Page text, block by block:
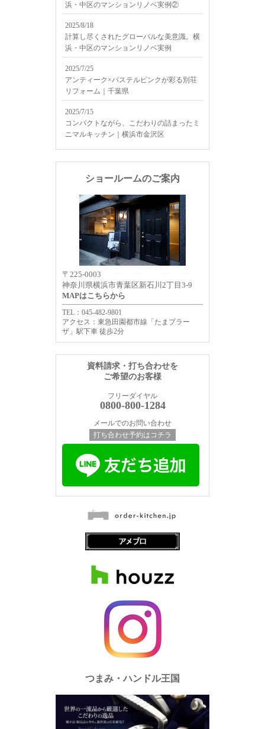
浜・中区のマンションリノベ実例②
2025/8/18
計算し尽くされたグローバルな美意識。横
浜・中区のマンションリノベ実例
2025/7/25
アンティーク×パステルピンクが彩る別荘
リフォーム｜千葉県
2025/7/15
コンパクトながら、こだわりの詰まったミ
ニマルキッチン｜横浜市金沢区
ショールームのご案内
〒225-0003
神奈川県横浜市青葉区新石川2丁目3-9
MAPはこちらから
TEL：045-482-9801
アクセス：東急田園都市線「たまプラー
ザ」駅下車 徒歩2分
資料請求・打ち合わせを
ご希望のお客様
フリーダイヤル
0800-800-1284
メールでのお問い合わせ
打ち合わせ予約はコチラ
つまみ・ハンドル王国